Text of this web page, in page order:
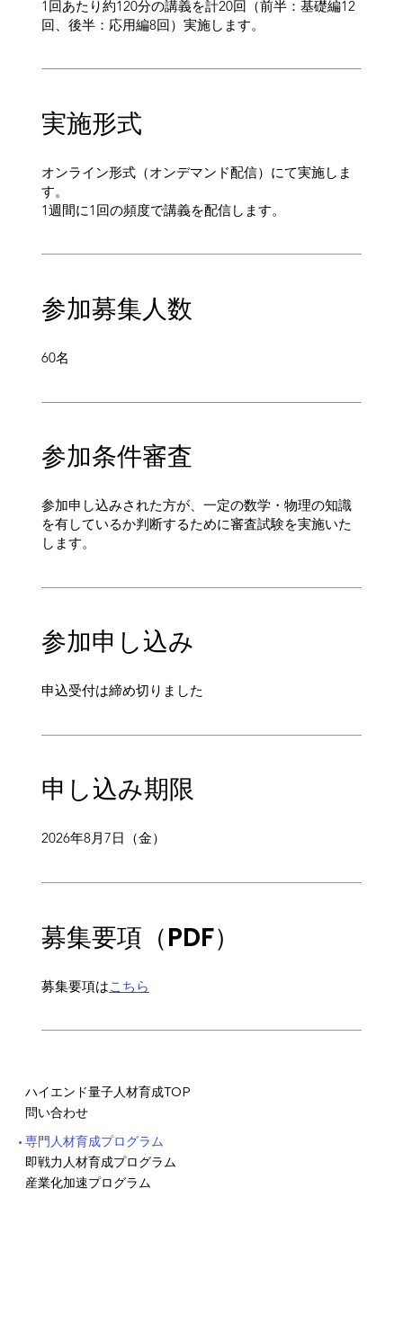
1回あたり約120分の講義を計20回（前半：基礎編12
回、後半：応用編8回）実施します。
実施形式
オンライン形式（オンデマンド配信）にて実施しま
す。
1週間に1回の頻度で講義を配信します。
参加​募集人数
60名​
​参加条件審査
参加申し込みされた方が、一定の数学・物理の知識
を有しているか判断するために審査試験を実施いた
します。
参加申し込み
申込受付は締め切りました
申し込み期限
2026年8月7日（金）
募集要項（PDF）
​募集要項はこちら
ハイエンド量子人材育成TOP
問い合わせ
専門人材育成プログラム
即戦力人材育成プログラム
産業化加速プログラム